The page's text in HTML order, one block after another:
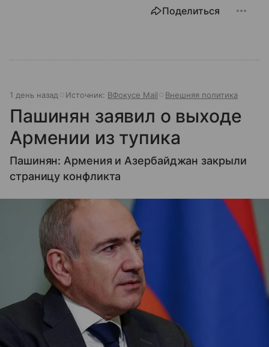
Поделиться
1 день назад Источник: ВФокусе Mail Внешняя политика
Пашинян заявил о выходе
Армении из тупика
Пашинян: Армения и Азербайджан закрыли
страницу конфликта